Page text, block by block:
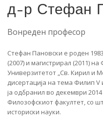
д-р Стефан
Вонреден професор
Стефан Пановски е роден
(2007) и магистрирал (2011)
Универзитетот „Св. Кирил и
дисертација на тема Филип
ја одбранил во декември
Филозофскиот факултет, со
историски науки.